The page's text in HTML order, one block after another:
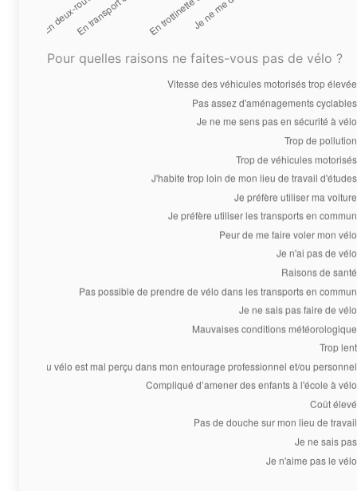
Pour quelles raisons ne faites-vous pas de vélo ?